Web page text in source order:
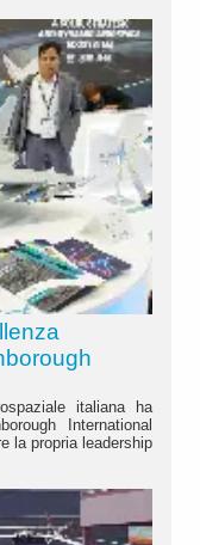
italiana ha
International
la propria leadership